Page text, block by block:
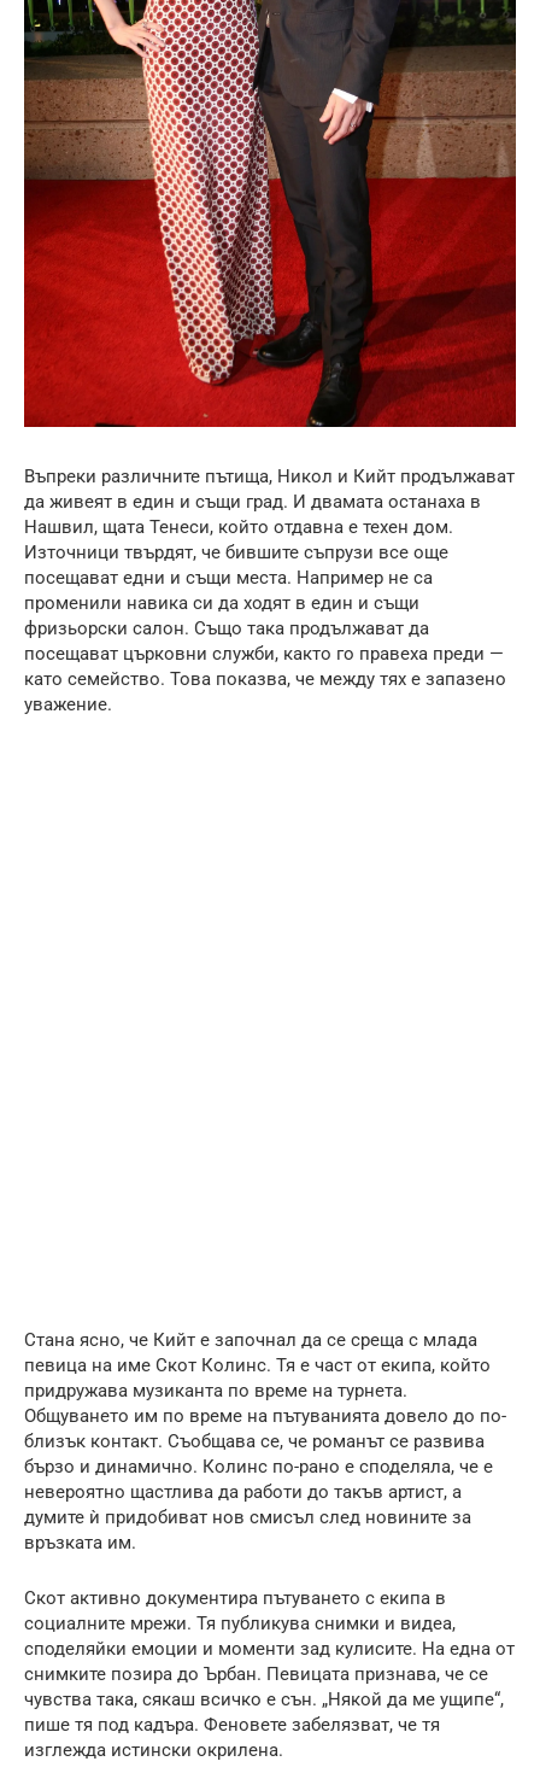
Въпреки различните пътища, Никол и Кийт продължават
да живеят в един и същи град. И двамата останаха в
Нашвил, щата Тенеси, който отдавна е техен дом.
Източници твърдят, че бившите съпрузи все още
посещават едни и същи места. Например не са
променили навика си да ходят в един и същи
фризьорски салон. Също така продължават да
посещават църковни служби, както го правеха преди —
като семейство. Това показва, че между тях е запазено
уважение.
Стана ясно, че Кийт е започнал да се среща с млада
певица на име Скот Колинс. Тя е част от екипа, който
придружава музиканта по време на турнета.
Общуването им по време на пътуванията довело до по-
близък контакт. Съобщава се, че романът се развива
бързо и динамично. Колинс по-рано е споделяла, че е
невероятно щастлива да работи до такъв артист, а
думите ѝ придобиват нов смисъл след новините за
връзката им.
Скот активно документира пътуването с екипа в
социалните мрежи. Тя публикува снимки и видеа,
споделяйки емоции и моменти зад кулисите. На една от
снимките позира до Ърбан. Певицата признава, че се
чувства така, сякаш всичко е сън. „Някой да ме ущипе“,
пише тя под кадъра. Феновете забелязват, че тя
изглежда истински окрилена.